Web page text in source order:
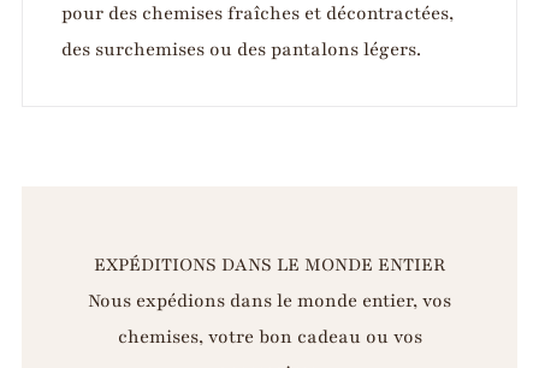
pour des chemises fraîches et décontractées,
des surchemises ou des pantalons légers.
EXPÉDITIONS DANS LE MONDE ENTIER
Nous expédions dans le monde entier, vos
chemises, votre bon cadeau ou vos